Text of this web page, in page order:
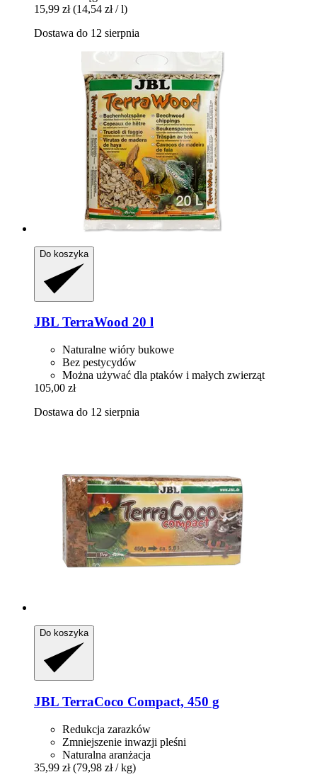
15,99 zł (14,54 zł / l)
Dostawa do 12 sierpnia
Do koszyka
JBL TerraWood 20 l
Naturalne wióry bukowe
Bez pestycydów
Można używać dla ptaków i małych zwierząt
105,00 zł
Dostawa do 12 sierpnia
Do koszyka
JBL TerraCoco Compact, 450 g
Redukcja zarazków
Zmniejszenie inwazji pleśni
Naturalna aranżacja
35,99 zł (79,98 zł / kg)